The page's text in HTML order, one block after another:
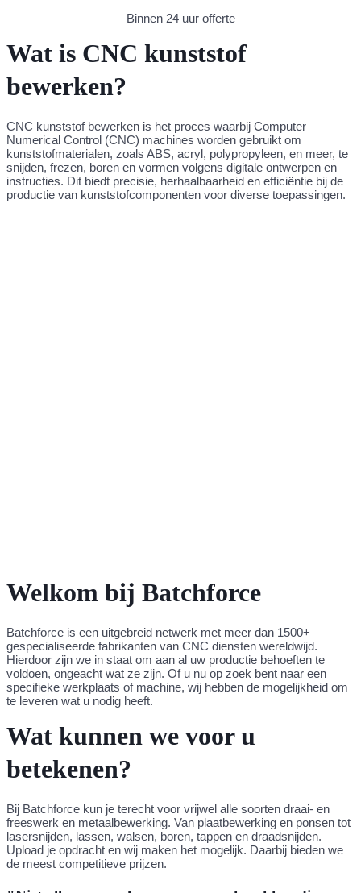
Binnen 24 uur offerte
Wat is CNC kunststof
bewerken?
CNC kunststof bewerken is het proces waarbij Computer
Numerical Control (CNC) machines worden gebruikt om
kunststofmaterialen, zoals ABS, acryl, polypropyleen, en meer, te
snijden, frezen, boren en vormen volgens digitale ontwerpen en
instructies. Dit biedt precisie, herhaalbaarheid en efficiëntie bij de
productie van kunststofcomponenten voor diverse toepassingen.
Welkom bij Batchforce
Batchforce is een uitgebreid netwerk met meer dan 1500+
gespecialiseerde fabrikanten van CNC diensten wereldwijd.
Hierdoor zijn we in staat om aan al uw productie behoeften te
voldoen, ongeacht wat ze zijn. Of u nu op zoek bent naar een
specifieke werkplaats of machine, wij hebben de mogelijkheid om
te leveren wat u nodig heeft.
Wat kunnen we voor u
betekenen?
Bij Batchforce kun je terecht voor vrijwel alle soorten draai- en
freeswerk en metaalbewerking. Van plaatbewerking en ponsen tot
lasersnijden, lassen, walsen, boren, tappen en draadsnijden.
Upload je opdracht en wij maken het mogelijk. Daarbij bieden we
de meest competitieve prijzen.